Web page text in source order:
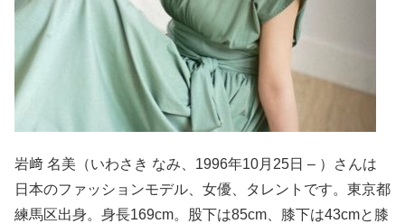
岩﨑 名美（いわさき なみ、1996年10月25日 – ）さんは
日本のファッションモデル、女優、タレントです。東京都
練馬区出身。身長169cm。股下は85cm、膝下は43cmと膝